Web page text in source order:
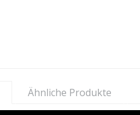
Ähnliche Produkte